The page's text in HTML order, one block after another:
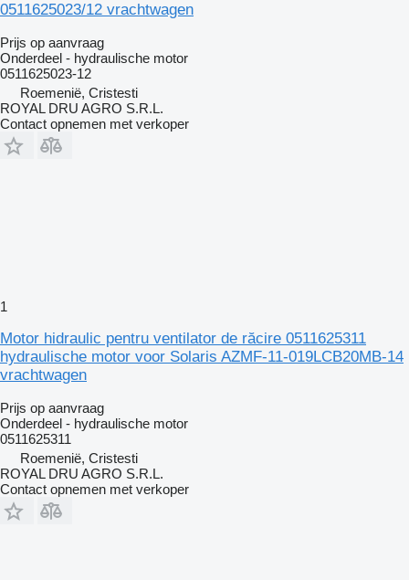
0511625023/12 vrachtwagen
Prijs op aanvraag
Onderdeel - hydraulische motor
0511625023-12
Roemenië, Cristesti
ROYAL DRU AGRO S.R.L.
Contact opnemen met verkoper
1
Motor hidraulic pentru ventilator de răcire 0511625311
hydraulische motor voor Solaris AZMF-11-019LCB20MB-14
vrachtwagen
Prijs op aanvraag
Onderdeel - hydraulische motor
0511625311
Roemenië, Cristesti
ROYAL DRU AGRO S.R.L.
Contact opnemen met verkoper